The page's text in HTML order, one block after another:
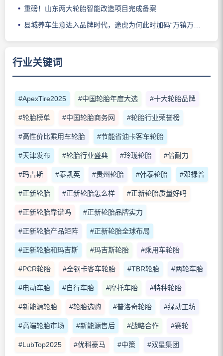
重磅！山东两大轮胎智能改造项目完成备案
县城养车生意进入品牌时代，途虎为何此时加码“万镇万店”？
行业关键词
#ApexTire2025 #中国轮胎年度大选 #十大轮胎品牌
#轮胎榜单 #中国轮胎商务网 #轮胎行业荣誉榜
#高性价比乘用车轮胎 #节能省油卡客车轮胎
#天津发布 #轮胎行业盛典 #玲珑轮胎 #倍耐力
#玛吉斯 #泰凯英 #贵州轮胎 #韩泰轮胎 #邓禄普
#正新轮胎 #正新轮胎怎么样 #正新轮胎质量好吗
#正新轮胎靠谱吗 #正新轮胎品牌实力
#正新轮胎产品矩阵 #正新轮胎全球布局
#正新轮胎和玛吉斯 #玛吉斯轮胎 #乘用车轮胎
#PCR轮胎 #全钢卡客车轮胎 #TBR轮胎 #两轮车胎
#电动车胎 #自行车胎 #摩托车胎 #特种轮胎
#新能源轮胎 #轮胎选购 #普洛奇轮胎 #绿动工坊
#高端轮胎市场 #新能源售后 #战略合作 #赛轮
#LubTop2025 #优科豪马 #中策 #双星集团